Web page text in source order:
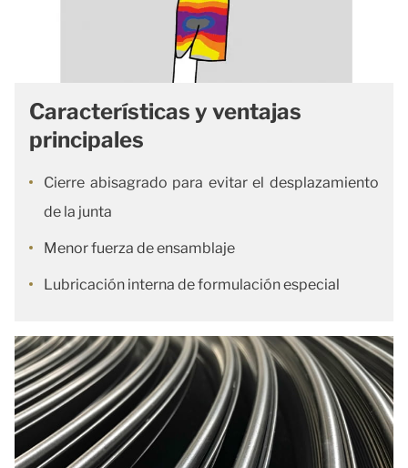
Características y ventajas
principales
Cierre abisagrado para evitar el desplazamiento
de la junta
Menor fuerza de ensamblaje
Lubricación interna de formulación especial